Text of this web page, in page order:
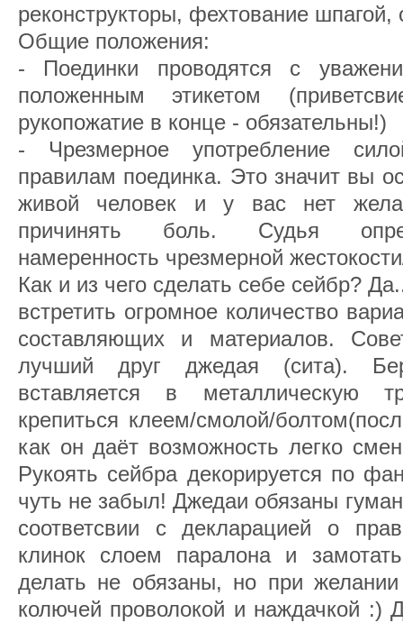
реконструкторы, фехтование
Общие положения:
- Поединки проводятся с
положенным этикетом
рукопожатие в конце - обязательны!)
- Чрезмерное употребление
правилам поединка. Это значит вы
живой человек и у вас нет
причинять боль. Судья
намеренность чрезмерной
Как и из чего сделать себе сейбр?
встретить огромное количество
составляющих и материалов.
лучший друг джедая (сита).
вставляется в металлическую
крепиться клеем/смолой/
как он даёт возможность легко
Рукоять сейбра декорируется по
чуть не забыл! Джедаи обязаны
соответсвии с декларацией о
клинок слоем паралона и
делать не обязаны, но при желании
колючей проволокой и наждачкой :)